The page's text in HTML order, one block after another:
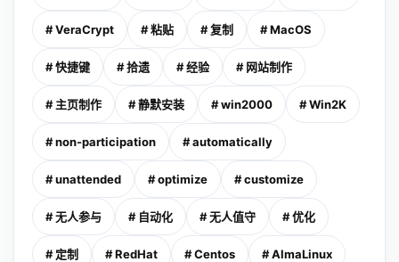
# VeraCrypt # 粘贴 # 复制 # MacOS
# 快捷键 # 拾遗 # 经验 # 网站制作
# 主页制作 # 静默安装 # win2000 # Win2K
# non-participation # automatically
# unattended # optimize # customize
# 无人参与 # 自动化 # 无人值守 # 优化
# 定制 # RedHat # Centos # AlmaLinux